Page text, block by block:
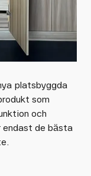
platsbyggda
som
och
de bästa